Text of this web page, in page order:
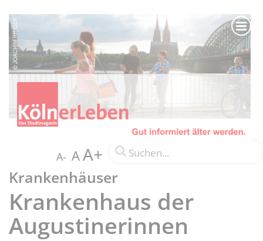
A- AA+
Krankenhäuser
Krankenhaus der
Augustinerinnen